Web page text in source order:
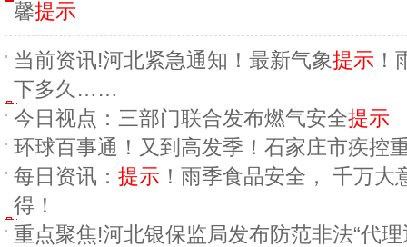
馨提示
当前资讯!河北紧急通知！最新气象提示 ！
下多久……
今日视点：三部门联合发布燃气安全提示
环球百事通！又到高发季！石家庄市疾控
每日资讯： 提示 ！雨季食品安全， 千万大
得！
重点聚焦!河北银保监局发布防范非法“代理